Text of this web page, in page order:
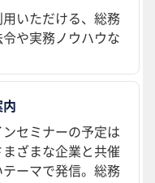
いただける、総務
や実務ノウハウな
セミナーの予定は
ざまな企業と共催
ーマで発信。総務